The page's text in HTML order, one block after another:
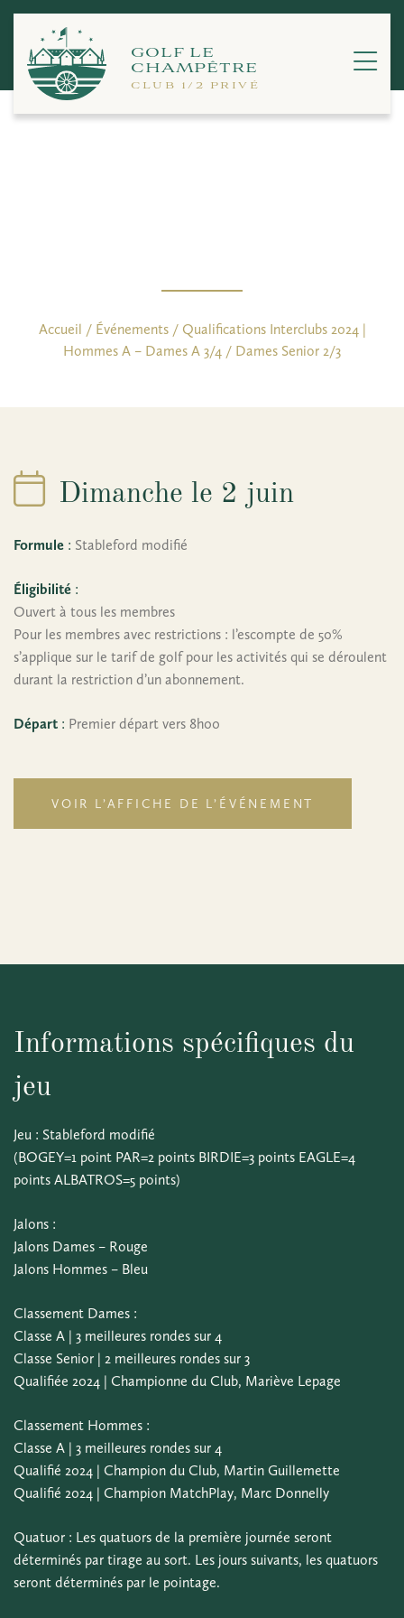
Passer
contenu
GOLF LE
CHAMPÊTRE
CLUB 1/2 PRIVÉ
Accueil / Événements/ Qualifications Interclubs 2024 |
Hommes A – Dames A 3/4 / Dames Senior 2/3
Dimanche le 2 juin
Formule : Stableford modifié
Éligibilité :
Ouvert à tous les membres
Pour les membres avec restrictions : l’escompte de 50%
s’applique sur le tarif de golf pour les activités qui se déroulent
durant la restriction d’un abonnement.
Départ : Premier départ vers 8h00
VOIR L’AFFICHE DE L’ÉVÉNEMENT
Informations spécifiques du
jeu
Jeu : Stableford modifié
(BOGEY=1 point PAR=2 points BIRDIE=3 points EAGLE=4
points ALBATROS=5 points)
Jalons :
Jalons Dames – Rouge
Jalons Hommes – Bleu
Classement Dames :
Classe A | 3 meilleures rondes sur 4
Classe Senior | 2 meilleures rondes sur 3
Qualifiée 2024 | Championne du Club, Mariève Lepage
Classement Hommes :
Classe A | 3 meilleures rondes sur 4
Qualifié 2024 | Champion du Club, Martin Guillemette
Qualifié 2024 | Champion MatchPlay, Marc Donnelly
Quatuor : Les quatuors de la première journée seront
déterminés par tirage au sort. Les jours suivants, les quatuors
seront déterminés par le pointage.